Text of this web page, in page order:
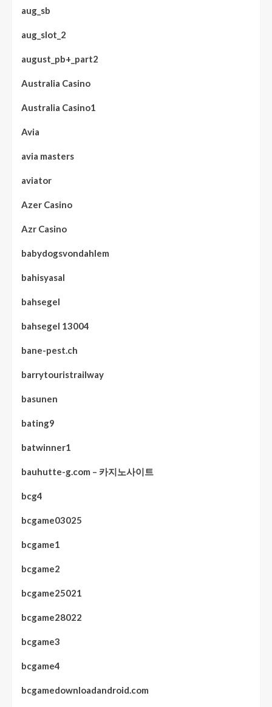
aug_sb
aug_slot_2
august_pb+_part2
Australia Casino
Australia Casino1
Avia
avia masters
aviator
Azer Casino
Azr Casino
babydogsvondahlem
bahisyasal
bahsegel
bahsegel 13004
bane-pest.ch
barrytouristrailway
basunen
bating9
batwinner1
bauhutte-g.com – 카지노사이트
bcg4
bcgame03025
bcgame1
bcgame2
bcgame25021
bcgame28022
bcgame3
bcgame4
bcgamedownloadandroid.com